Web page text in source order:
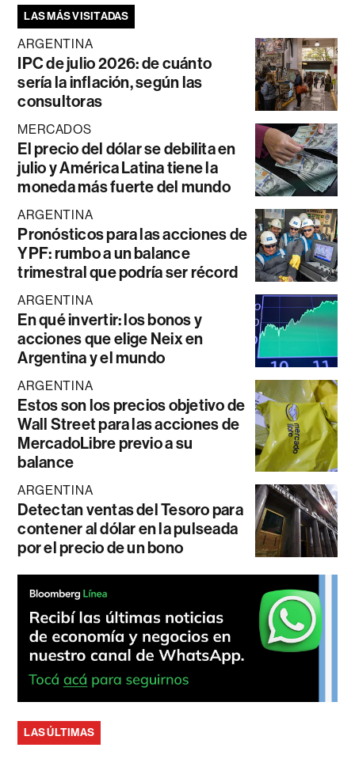
LAS MÁS VISITADAS
ARGENTINA
IPC de julio 2026: de cuánto
sería la inflación, según las
consultoras
MERCADOS
El precio del dólar se debilita en
julio y América Latina tiene la
moneda más fuerte del mundo
ARGENTINA
Pronósticos para las acciones de
YPF: rumbo a un balance
trimestral que podría ser récord
ARGENTINA
En qué invertir: los bonos y
acciones que elige Neix en
Argentina y el mundo
ARGENTINA
Estos son los precios objetivo de
Wall Street para las acciones de
MercadoLibre previo a su
balance
ARGENTINA
Detectan ventas del Tesoro para
contener al dólar en la pulseada
por el precio de un bono
LAS ÚLTIMAS